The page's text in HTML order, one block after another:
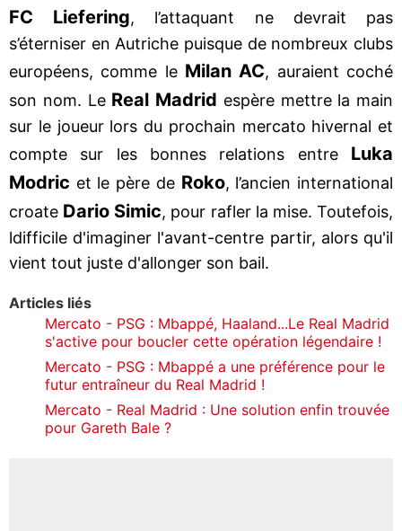
FC Liefering, l’attaquant ne devrait pas
s’éterniser en Autriche puisque de nombreux clubs
européens, comme le Milan AC, auraient coché
son nom. Le Real Madrid espère mettre la main
sur le joueur lors du prochain mercato hivernal et
compte sur les bonnes relations entreLuka
Modric et le père deRoko, l’ancien international
croate Dario Simic, pour rafler la mise. Toutefois,
ldifficile d'imaginer l'avant-centre partir, alors qu'il
vient tout juste d'allonger son bail.
Articles liés
Mercato - PSG : Mbappé, Haaland...Le Real Madrid
s'active pour boucler cette opération légendaire !
Mercato - PSG : Mbappé a une préférence pour le
futur entraîneur du Real Madrid !
Mercato - Real Madrid : Une solution enfin trouvée
pour Gareth Bale ?